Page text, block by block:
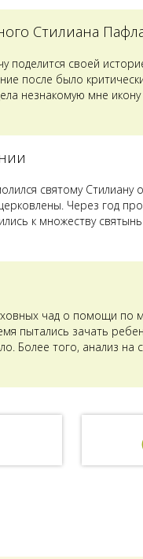
Стилиана
поделится своей
после было
незнакомую мне
святому
Через год
к множеству
чад о помощи по
пытались зачать
Более того, анализ